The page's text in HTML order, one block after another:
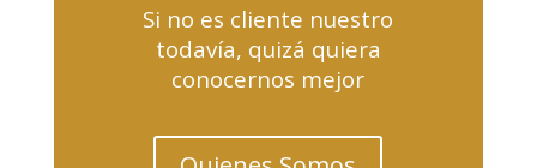
Si no es cliente nuestro
todavía, quizá quiera
conocernos mejor